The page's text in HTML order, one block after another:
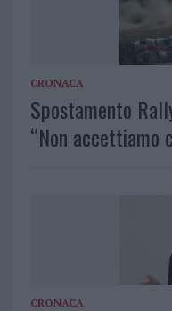
CRONACA
Spostamento
“Non accettiamo
CRONACA